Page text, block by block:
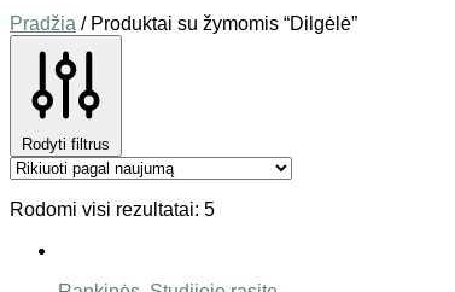
Pradžia / Produktai su žymomis “Dilgėlė”
Rodyti filtrus
Rodomi visi rezultatai: 5Sorted